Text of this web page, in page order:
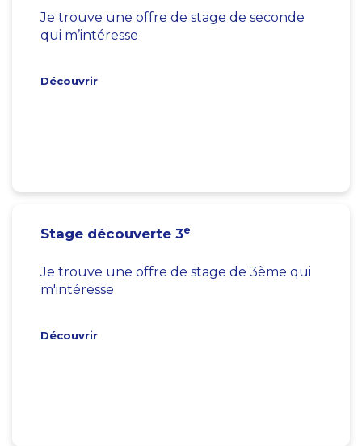
Je trouve une offre de stage de seconde
qui m’intéresse
Découvrir
Stage découverte 3e
Je trouve une offre de stage de 3ème qui
m'intéresse
Découvrir